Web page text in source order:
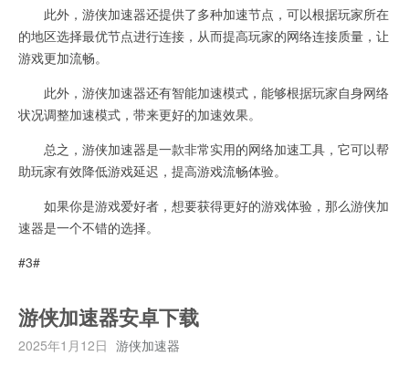
此外，游侠加速器还提供了多种加速节点，可以根据玩家所在
的地区选择最优节点进行连接，从而提高玩家的网络连接质量，让
游戏更加流畅。
此外，游侠加速器还有智能加速模式，能够根据玩家自身网络
状况调整加速模式，带来更好的加速效果。
总之，游侠加速器是一款非常实用的网络加速工具，它可以帮
助玩家有效降低游戏延迟，提高游戏流畅体验。
如果你是游戏爱好者，想要获得更好的游戏体验，那么游侠加
速器是一个不错的选择。
#3#
游侠加速器安卓下载
2025年1月12日 游侠加速器